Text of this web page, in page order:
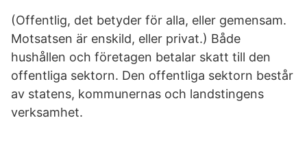
(Offentlig, det betyder för alla, eller gemensam.
Motsatsen är enskild, eller privat.) Både
hushållen och företagen betalar skatt till den
offentliga sektorn. Den offentliga sektorn består
av statens, kommunernas och landstingens
verksamhet.